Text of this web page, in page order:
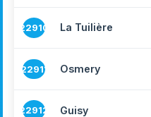
22910 La Tuilière
22911 Osmery
22912 Guisy